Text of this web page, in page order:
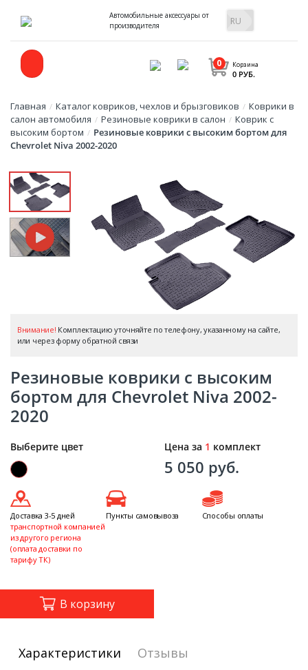
Автомобильные аксессуары от
производителя
Корзина
0
0 РУБ.
Главная / Каталог ковриков, чехлов и брызговиков / Коврики в
салон автомобиля / Резиновые коврики в салон / Коврик с
высоким бортом / Резиновые коврики с высоким бортом для
Chevrolet Niva 2002-2020
Внимание! Комплектацию уточняйте по телефону, указанному на сайте,
или через форму обратной связи
Резиновые коврики с высоким
бортом для Chevrolet Niva 2002-
2020
Выберите цвет Цена за 1 комплект
5 050 руб.
В корзину
Доставка 3-5 дней
транспортной компанией
из другого региона
(оплата доставки по
тарифу ТК)
Пункты самовывоза Способы оплаты
Характеристики Отзывы